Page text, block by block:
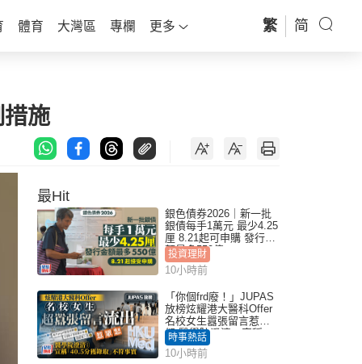
體育 大灣區 專欄 更多 繁 简
施
最Hit
銀色債券2026｜新一批
銀債每手1萬元 最少4.25
厘 8.21起可申購 發行金
額最多550億
投資理財
10小時前
「你個frd廢！」JUPAS
放榜炫耀港大醫科Offer
名校女生囂張留言惹眾
怒 醫學院澄清：宣稱
「40.5分獲錄取」不符事
實｜Juicy叮
時事熱話
10小時前